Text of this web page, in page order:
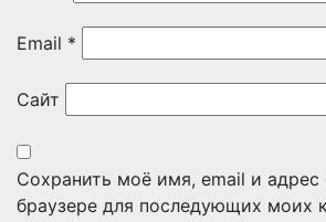
Email *
Сайт
Сохранить моё имя, email и адрес
браузере для последующих моих